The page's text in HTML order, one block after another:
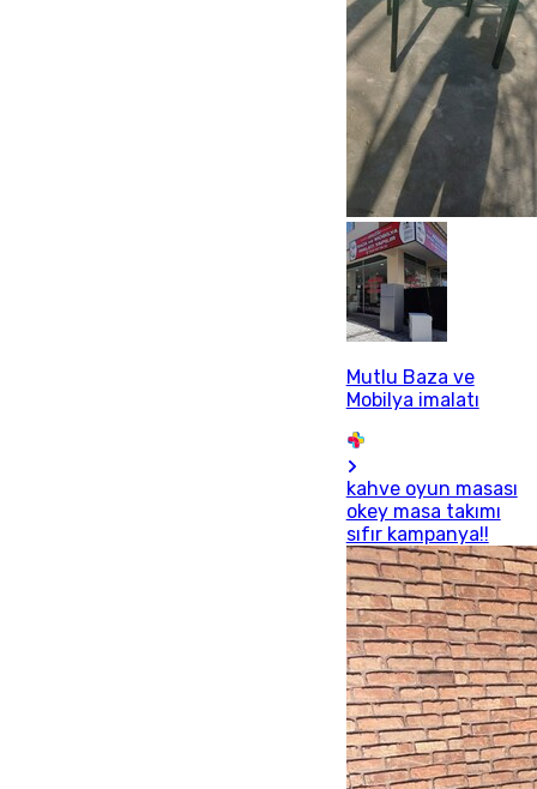
Mutlu Baza ve
Mobilya imalatı
kahve oyun masası
okey masa takımı
sıfır kampanya!!